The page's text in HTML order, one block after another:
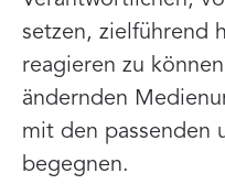
setzen, zielführend
reagieren zu
ändernden
mit den passenden
begegnen.